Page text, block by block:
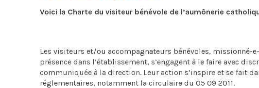
Voici la Charte du visiteur bénévole de l’aumônerie
Les visiteurs et/ou accompagnateurs bénévoles, missionné-
présence dans l’établissement, s’engagent à le faire avec
communiquée à la direction. Leur action s’inspire et se fait
réglementaires, notamment la circulaire du 05 09 2011.